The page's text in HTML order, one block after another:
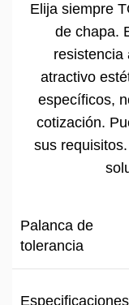
Elija siempre
de chapa.
resistencia
atractivo
específicos,
cotización.
sus
Palanca de
tolerancia
Especificaciones